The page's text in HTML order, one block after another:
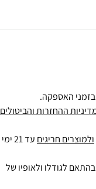
בזמני האספקה.
ההחזרות והביטולים
ולמוצרים חריגים
עד 21 ימי
לגודלו ולאופיו של